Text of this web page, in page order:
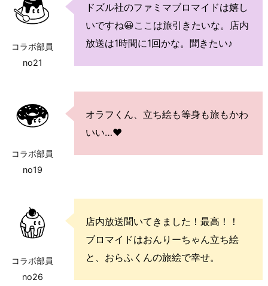
コラボ部員
no21
ドズル社のファミマブロマイドは嬉し
いですね😀ここは旅引きたいな。店内
放送は1時間に1回かな。聞きたい♪
コラボ部員
no19
オラフくん、立ち絵も等身も旅もかわ
いい…❤️
コラボ部員
no26
店内放送聞いてきました！最高！！
ブロマイドはおんりーちゃん立ち絵
と、おらふくんの旅絵で幸せ。